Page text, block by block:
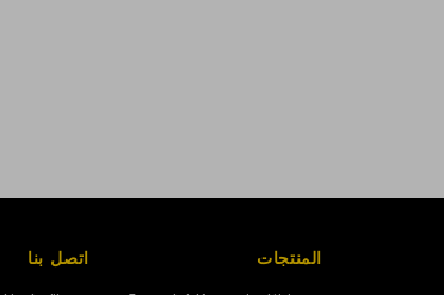
المنتجات اتصل بنا